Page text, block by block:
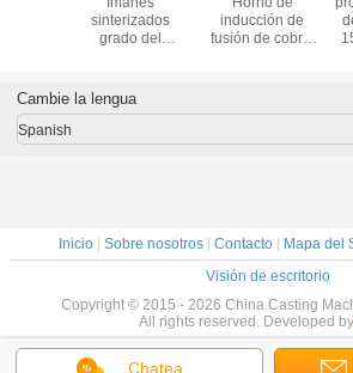
sinterizados
grado del
imanes
permanentes de
inducción de
fusión de cobre,
Chatea
Cambie la lengua
Spanish
Inicio| Sobre nosotros| Contacto| Mapa del
Visión de escritorio
Copyright © 2015 - 2026 China Casting
All rights reserved. Developed by